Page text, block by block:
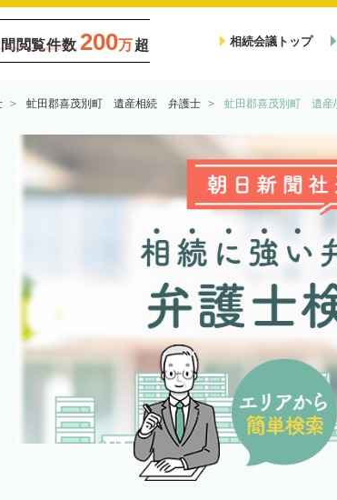
閲覧件数 200万超 相続会議トップ
虻田郡喜茂別町 遺産相続 弁護士 虻田郡喜茂別町 遺産